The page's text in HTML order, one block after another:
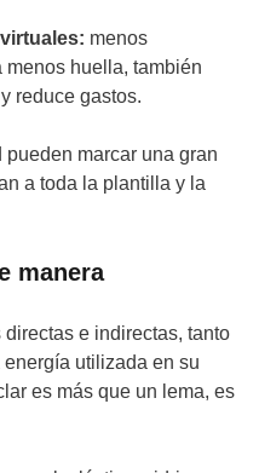
menos
huella, también
reduce gastos.
marcar una gran
a toda la plantilla y la
manera
e indirectas, tanto
utilizada en su
es más que un lema, es